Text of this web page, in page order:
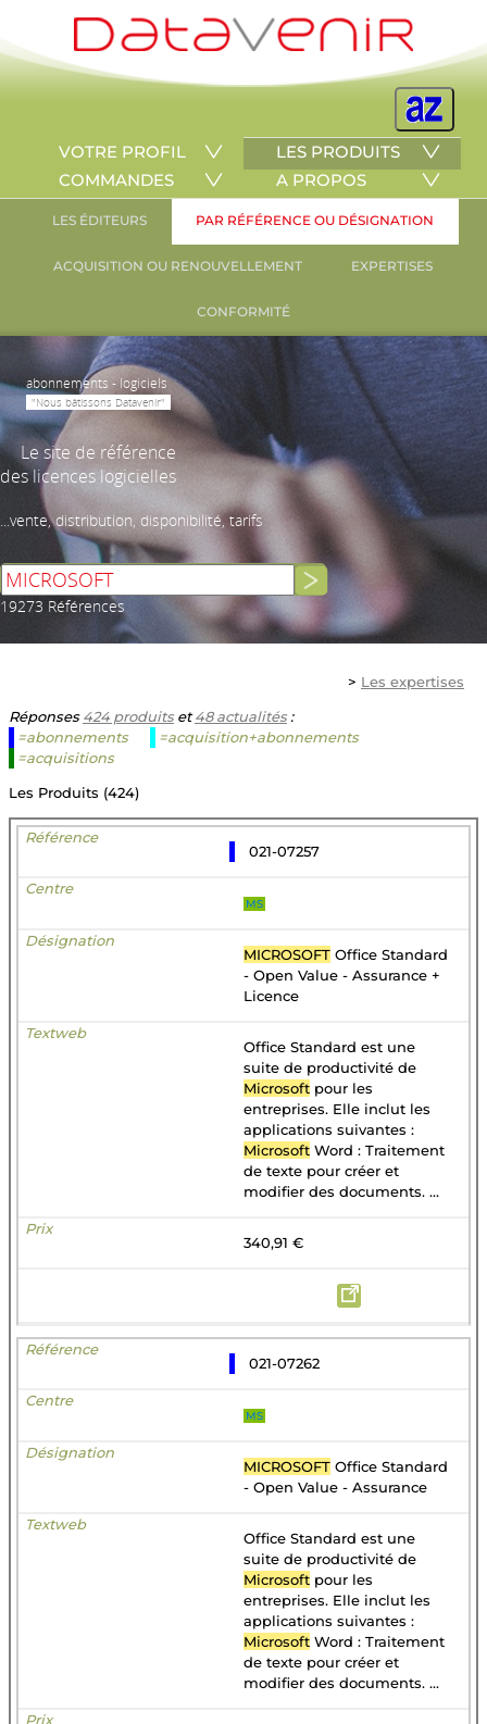
VOTRE PROFIL
LES PRODUITS
COMMANDES
A PROPOS
LES ÉDITEURS PAR RÉFÉRENCE OU DÉSIGNATION
ACQUISITION OU RENOUVELLEMENT EXPERTISES
CONFORMITÉ
abonnements - logiciels
"Nous bâtissons Datavenir"
Le site de référence
des licences logicielles
...vente, distribution, disponibilité, tarifs
19273 Références
> Les expertises
Réponses424 produitset48 actualités:
=abonnements
=acquisition+abonnements
=acquisitions
Les Produits (424)
021-07257
MS
MICROSOFT Office Standard
- Open Value - Assurance +
Licence
Office Standard est une
suite de productivité de
Microsoft pour les
entreprises. Elle inclut les
applications suivantes :
Microsoft Word : Traitement
de texte pour créer et
modifier des documents. ...
340,91 €
021-07262
MS
MICROSOFT Office Standard
- Open Value - Assurance
Office Standard est une
suite de productivité de
Microsoft pour les
entreprises. Elle inclut les
applications suivantes :
Microsoft Word : Traitement
de texte pour créer et
modifier des documents. ...